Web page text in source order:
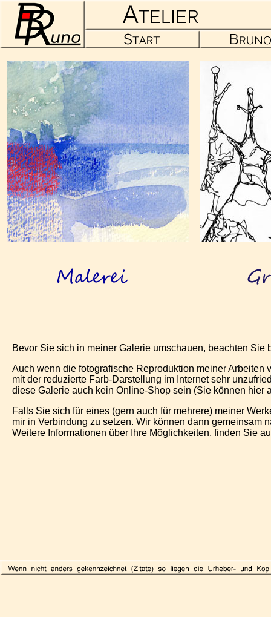
Bevor Sie sich in meiner Galerie umschauen, beachten Sie
Auch wenn die fotografische Reproduktion meiner
mit der reduzierte Farb-Darstellung im Internet sehr
diese Galerie auch kein Online-Shop sein (Sie können hier
Falls Sie sich für eines (gern auch für mehrere) meiner
mir in Verbindung zu setzen. Wir können dann gemeinsam
Weitere Informationen über Ihre Möglichkeiten, finden Sie